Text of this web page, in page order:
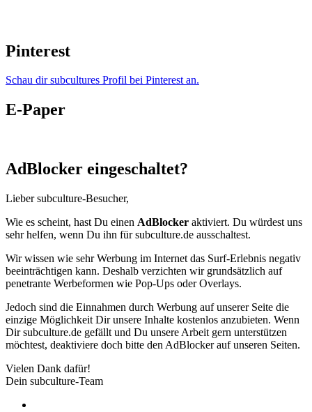
Pinterest
Schau dir subcultures Profil bei Pinterest an.
E-Paper
AdBlocker eingeschaltet?
Lieber subculture-Besucher,
Wie es scheint, hast Du einen AdBlocker aktiviert. Du würdest uns
sehr helfen, wenn Du ihn für subculture.de ausschaltest.
Wir wissen wie sehr Werbung im Internet das Surf-Erlebnis negativ
beeinträchtigen kann. Deshalb verzichten wir grundsätzlich auf
penetrante Werbeformen wie Pop-Ups oder Overlays.
Jedoch sind die Einnahmen durch Werbung auf unserer Seite die
einzige Möglichkeit Dir unsere Inhalte kostenlos anzubieten. Wenn
Dir subculture.de gefällt und Du unsere Arbeit gern unterstützen
möchtest, deaktiviere doch bitte den AdBlocker auf unseren Seiten.
Vielen Dank dafür!
Dein subculture-Team